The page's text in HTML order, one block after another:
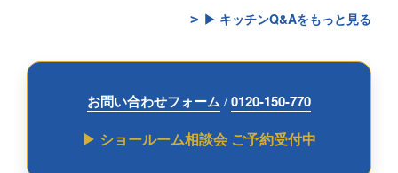
▶ キッチンQ&Aをもっと見る
お問い合わせフォーム/0120-150-770
▶ ショールーム相談会 ご予約受付中